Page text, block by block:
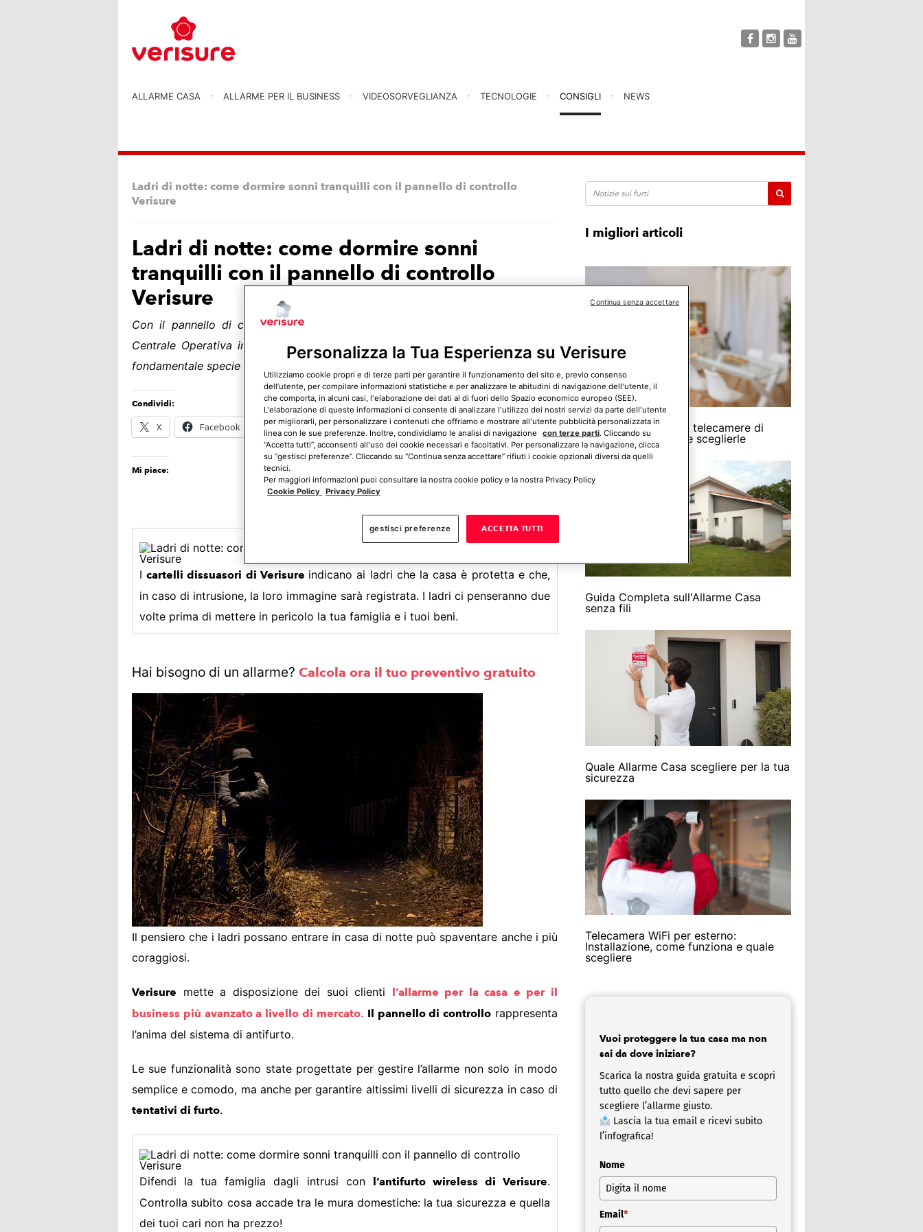
ALLARME CASA ALLARME PER IL BUSINESS VIDEOSORVEGLIANZA TECNOLOGIE CONSIGLI NEWS
Ladri di notte: come dormire sonni tranquilli con il pannello di controllo
Verisure
Ladri di notte: come dormire sonni
tranquilli con il pannello di controllo
Verisure
Con il pannello di controllo di Verisure, possiamo restare in contatto con la
Centrale Operativa in qualsiasi momento, sfruttando un aiuto che può rivelarsi
fondamentale specie nel caso in cui i ladri entrino nella nostra casa di notte
Condividi:
X Facebook E-mail LinkedIn WhatsApp
Mi piace:
Icartelli dissuasori di Verisure indicano ai ladri che la casa è protetta e che,
in caso di intrusione, la loro immagine sarà registrata. I ladri ci penseranno due
volte prima di mettere in pericolo la tua famiglia e i tuoi beni.
Hai bisogno di un allarme? Calcola ora il tuo preventivo gratuito
Il pensiero che i ladri possano entrare in casa di notte può spaventare anche i più
coraggiosi.
Verisure mette a disposizione dei suoi clienti l’allarme per la casa e per il
business più avanzato a livello di mercato. Il pannello di controllo rappresenta
l’anima del sistema di antifurto.
Le sue funzionalità sono state progettate per gestire l’allarme non solo in modo
semplice e comodo, ma anche per garantire altissimi livelli di sicurezza in caso di
tentativi di furto.
Difendi la tua famiglia dagli intrusi con l’antifurto wireless di Verisure.
Controlla subito cosa accade tra le mura domestiche: la tua sicurezza e quella
dei tuoi cari non ha prezzo!
I migliori articoli
Come funzionano le telecamere di
sorveglianza e come sceglierle
Guida Completa sull'Allarme Casa
senza fili
Quale Allarme Casa scegliere per la tua
sicurezza
Telecamera WiFi per esterno:
Installazione, come funziona e quale
scegliere
Vuoi proteggere la tua casa ma non
sai da dove iniziare?
Scarica la nostra guida gratuita e scopri
tutto quello che devi sapere per
scegliere l’allarme giusto.
Lascia la tua email e ricevi subito
l’infografica!
Nome
Email*
Personalizza la Tua Esperienza su Verisure
Utilizziamo cookie propri e di terze parti per garantire il funzionamento del sito e, previo consenso
dell’utente, per compilare informazioni statistiche e per analizzare le abitudini di navigazione dell'utente, il
che comporta, in alcuni casi, l'elaborazione dei dati al di fuori dello Spazio economico europeo (SEE).
L'elaborazione di queste informazioni ci consente di analizzare l'utilizzo dei nostri servizi da parte dell'utente
per migliorarli, per personalizzare i contenuti che offriamo e mostrare all'utente pubblicità personalizzata in
linea con le sue preferenze. Inoltre, condividiamo le analisi di navigazione
con terze parti. Cliccando su
“Accetta tutti”, acconsenti all'uso dei cookie necessari e facoltativi. Per personalizzare la navigazione, clicca
su “gestisci preferenze”. Cliccando su “Continua senza accettare” rifiuti i cookie opzionali diversi da quelli
tecnici.
Per maggiori informazioni puoi consultare la nostra cookie policy e la nostra Privacy Policy
Cookie Policy Privacy Policy
gestisci preferenze ACCETTA TUTTI
Continua senza accettare